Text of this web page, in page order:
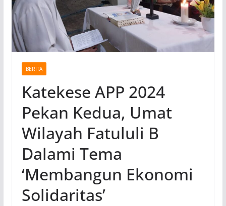
BERITA
Katekese APP 2024
Pekan Kedua, Umat
Wilayah Fatululi B
Dalami Tema
‘Membangun Ekonomi
Solidaritas’